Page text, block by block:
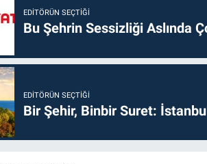
EDITÖRÜN SEÇTIĞI
Bu Şehrin Sessizliği Aslında
EDITÖRÜN SEÇTIĞI
Bir Şehir, Binbir Suret: